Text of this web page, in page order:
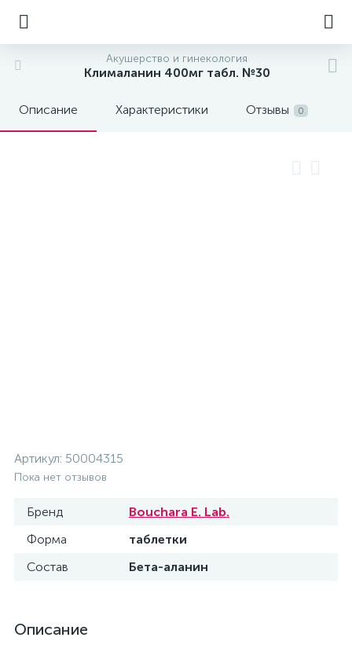
Акушерство и гинекология
Клималанин 400мг табл. №30
Описание Характеристики Отзывы 0
Артикул: 50004315
Пока нет отзывов
Бренд
Bouchara E. Lab.
Форма
таблетки
Состав
Бета-аланин
Описание